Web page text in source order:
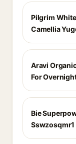
Pilgrim
Camellia
Aravi
For
Bie
Sswzosqmr1